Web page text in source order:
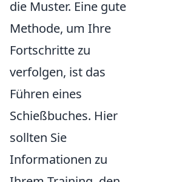
die Muster. Eine gute
Methode, um Ihre
Fortschritte zu
verfolgen, ist das
Führen eines
Schießbuches. Hier
sollten Sie
Informationen zu